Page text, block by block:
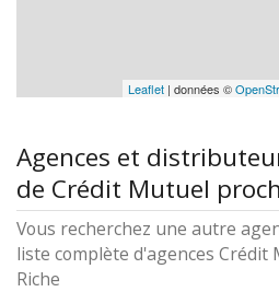
Leaflet | données ©
Agences et
de Crédit Mutuel
Vous recherchez une autre
liste complète d'agences Crédit
Riche